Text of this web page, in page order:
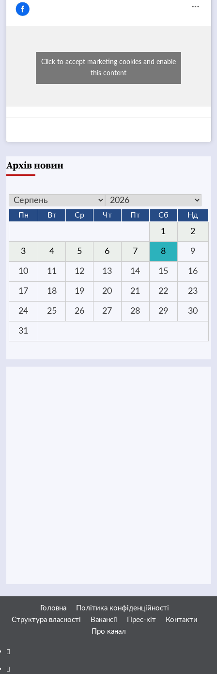
Click to accept marketing cookies and enable
this content
Архів новин
Пн Вт Ср Чт Пт Сб Нд
1 2
3 4 5 6 7 8 9
10 11 12 13 14 15 16
17 18 19 20 21 22 23
24 25 26 27 28 29 30
31
Головна
Політика конфіденційності
Структура власності
Вакансії Прес-кіт
Контакти
Про канал
Facebook
YouTube